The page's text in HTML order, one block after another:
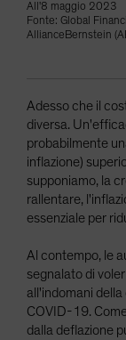
All'8 maggio 2023
Fonte: Global
AllianceBernstein
Adesso che il
diversa.
probabilmente
inflazione)
supponiamo, la
rallentare,
essenziale per
Al contempo, le
segnalato di
all'indomani
COVID-19.
dalla deflazione